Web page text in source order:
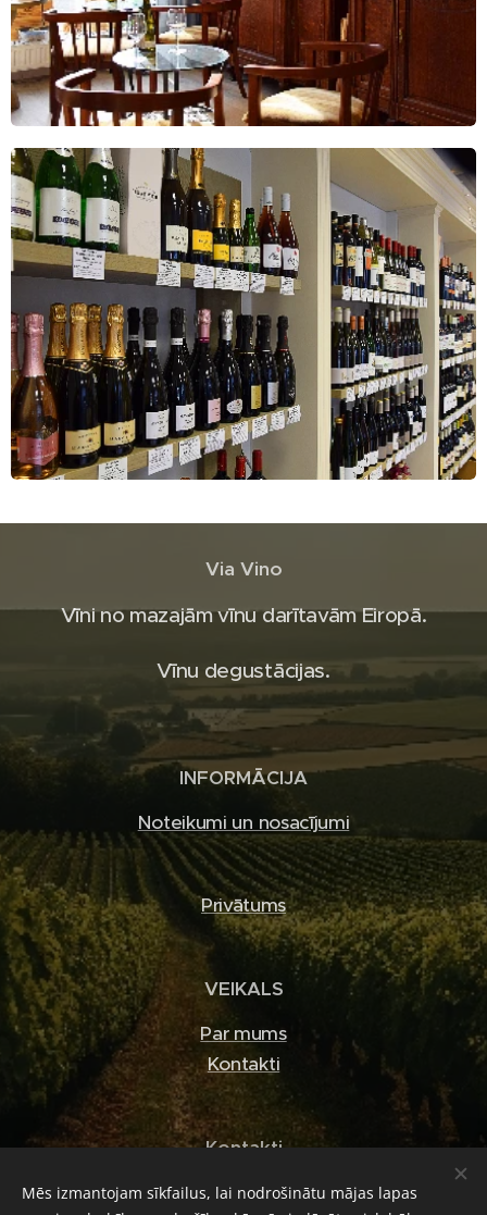
Via Vino
Vīni no mazajām vīnu darītavām Eiropā.
Vīnu degustācijas.
INFORMĀCIJA
Noteikumi un nosacījumi
Privātums
VEIKALS
Par mums
Kontakti
Kontakti
E-pasts: info@viavino.lv
Mēs izmantojam sīkfailus, lai nodrošinātu mājas lapas